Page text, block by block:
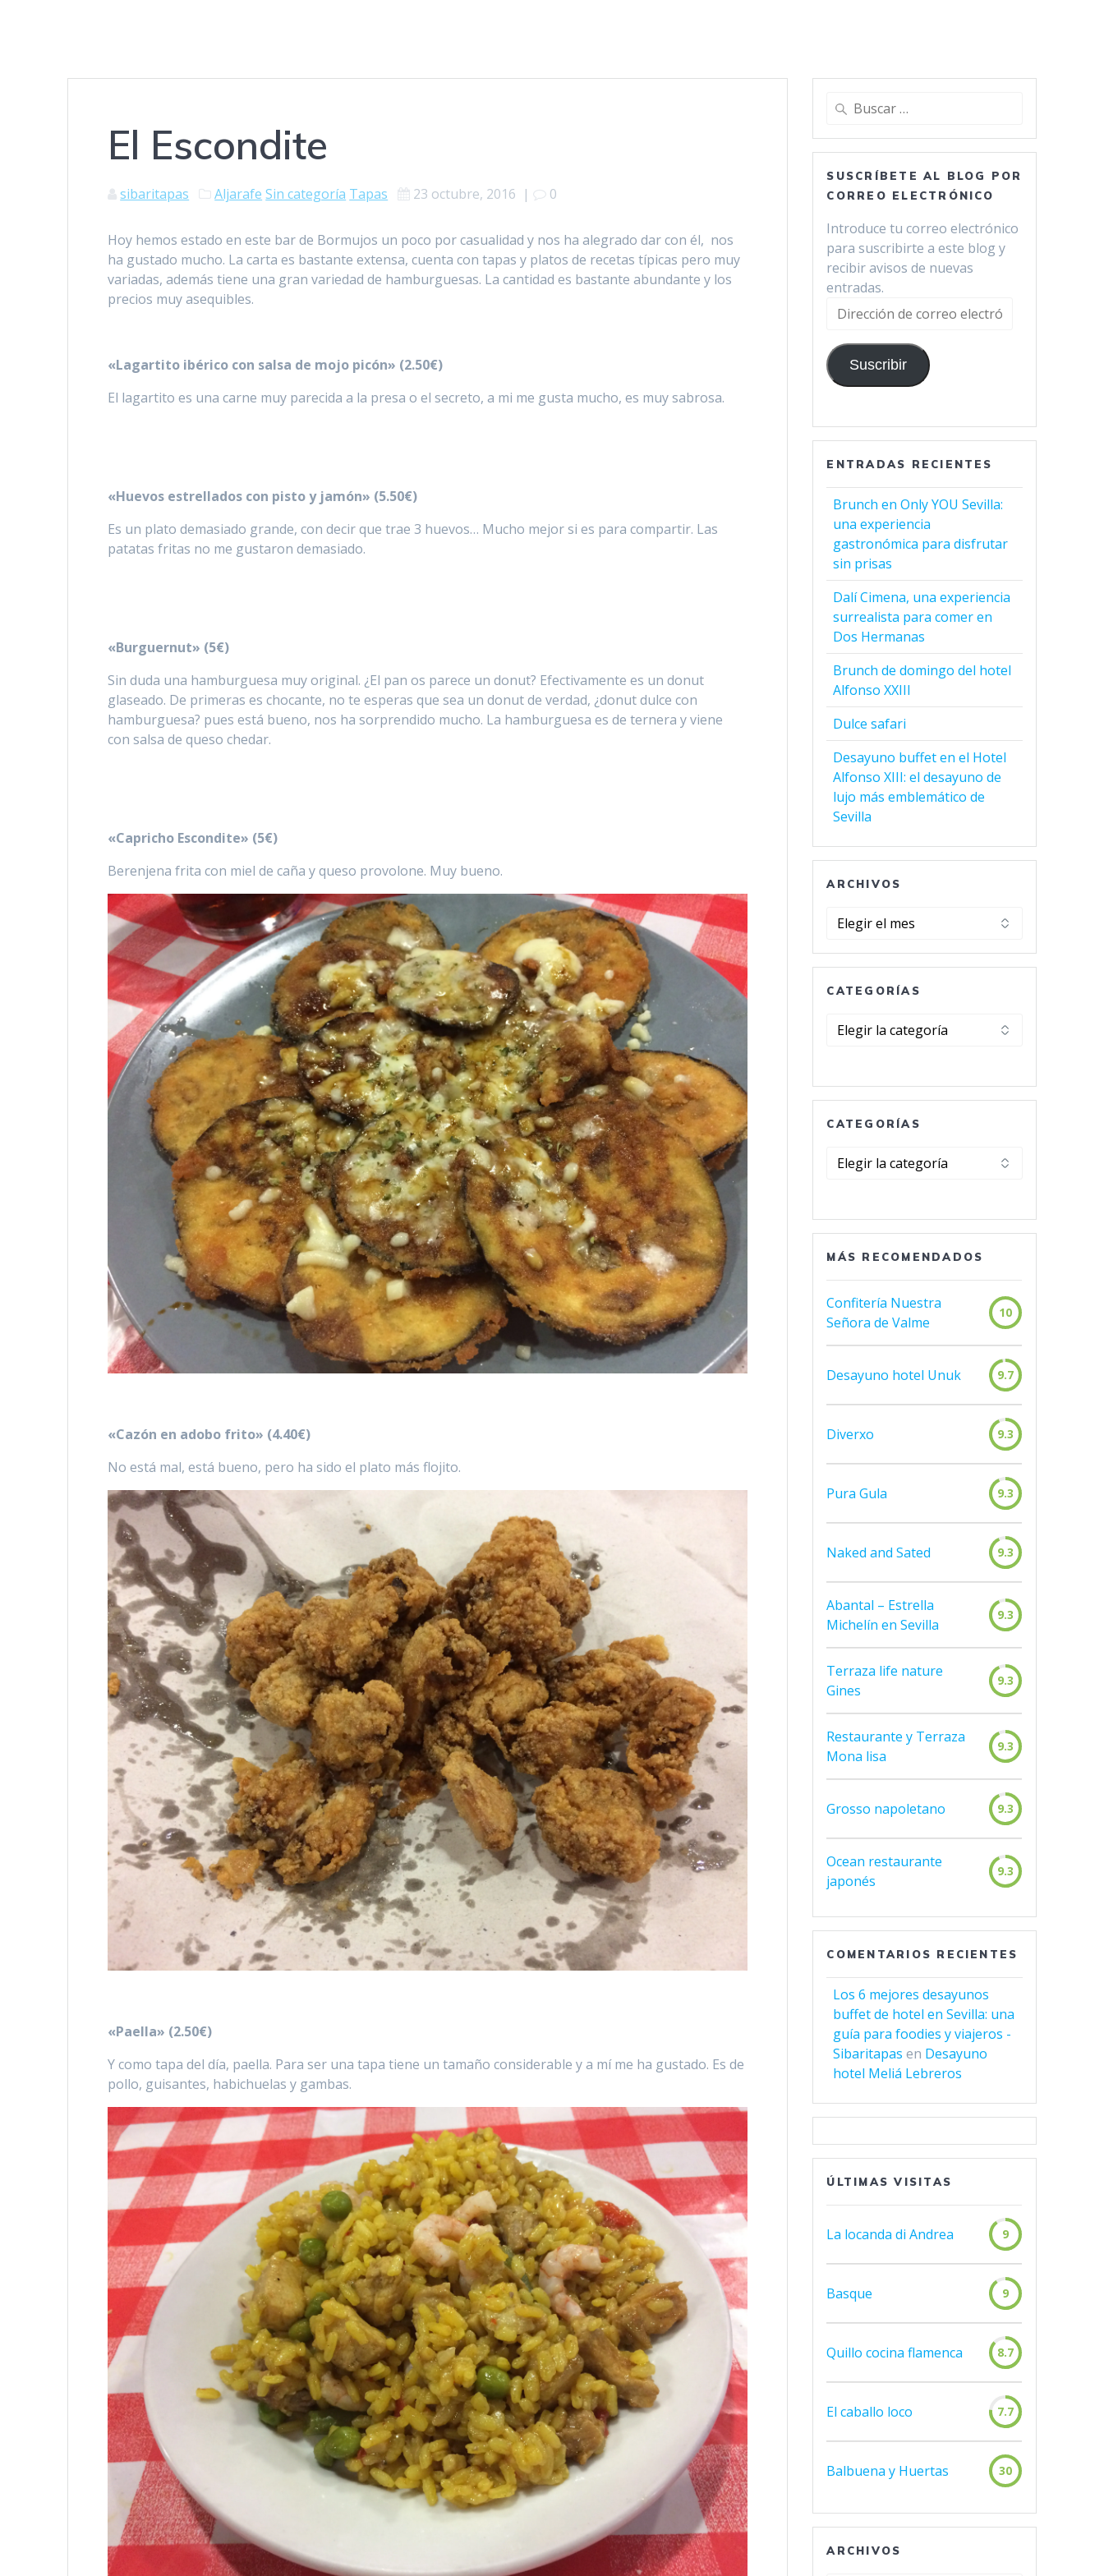
El Escondite
sibaritapas Aljarafe Sin categoría Tapas 23 octubre, 2016 | 0
Hoy hemos estado en este bar de Bormujos un poco por casualidad y nos ha alegrado dar con él, nos
ha gustado mucho. La carta es bastante extensa, cuenta con tapas y platos de recetas típicas pero muy
variadas, además tiene una gran variedad de hamburguesas. La cantidad es bastante abundante y los
precios muy asequibles.
«Lagartito ibérico con salsa de mojo picón» (2.50€)
El lagartito es una carne muy parecida a la presa o el secreto, a mi me gusta mucho, es muy sabrosa.
«Huevos estrellados con pisto y jamón» (5.50€)
Es un plato demasiado grande, con decir que trae 3 huevos… Mucho mejor si es para compartir. Las
patatas fritas no me gustaron demasiado.
«Burguernut» (5€)
Sin duda una hamburguesa muy original. ¿El pan os parece un donut? Efectivamente es un donut
glaseado. De primeras es chocante, no te esperas que sea un donut de verdad, ¿donut dulce con
hamburguesa? pues está bueno, nos ha sorprendido mucho. La hamburguesa es de ternera y viene
con salsa de queso chedar.
«Capricho Escondite» (5€)
Berenjena frita con miel de caña y queso provolone. Muy bueno.
«Cazón en adobo frito» (4.40€)
No está mal, está bueno, pero ha sido el plato más flojito.
«Paella» (2.50€)
Y como tapa del día, paella. Para ser una tapa tiene un tamaño considerable y a mí me ha gustado. Es de
pollo, guisantes, habichuelas y gambas.
Buscar:
SUSCRÍBETE AL BLOG POR
CORREO ELECTRÓNICO
Introduce tu correo electrónico
para suscribirte a este blog y
recibir avisos de nuevas
entradas.
Dirección
correo
electrónico
Suscribir
ENTRADAS RECIENTES
Brunch en Only YOU Sevilla:
una experiencia
gastronómica para disfrutar
sin prisas
Dalí Cimena, una experiencia
surrealista para comer en
Dos Hermanas
Brunch de domingo del hotel
Alfonso XXIII
Dulce safari
Desayuno buffet en el Hotel
Alfonso XIII: el desayuno de
lujo más emblemático de
Sevilla
ARCHIVOS
Archivos
CATEGORÍAS
Categorías
CATEGORÍAS
Categorías
MÁS RECOMENDADOS
Confitería Nuestra
Señora de Valme
10
Desayuno hotel Unuk 9.7
Diverxo 9.3
Pura Gula 9.3
Naked and Sated 9.3
Abantal – Estrella
Michelín en Sevilla
9.3
Terraza life nature
Gines
9.3
Restaurante y Terraza
Mona lisa
9.3
Grosso napoletano 9.3
Ocean restaurante
japonés
9.3
COMENTARIOS RECIENTES
Los 6 mejores desayunos
buffet de hotel en Sevilla: una
guía para foodies y viajeros -
Sibaritapas en Desayuno
hotel Meliá Lebreros
ÚLTIMAS VISITAS
La locanda di Andrea 9
Basque 9
Quillo cocina flamenca 8.7
El caballo loco 7.7
Balbuena y Huertas 30
ARCHIVOS